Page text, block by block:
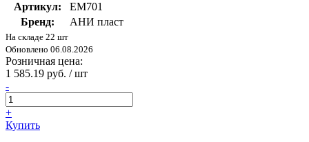
Артикул:
EM701
Бренд:
АНИ пласт
На складе 22 шт
Обновлено 06.08.2026
Розничная цена:
1 585.19 руб. / шт
-
+
Купить